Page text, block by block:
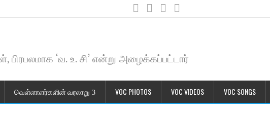
‘வ. உ. சி’ என்று அழைக்கப்பட்டார்
வெள்ளாளர்களின் வரலாறு VOC PHOTOS VOC VIDEOS VOC SONGS